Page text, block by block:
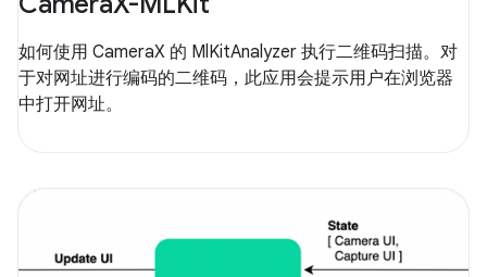
如何使用 CameraX 的 MlKitAnalyzer 执行二维码扫描。对
于对网址进行编码的二维码，此应用会提示用户在浏览器
中打开网址。